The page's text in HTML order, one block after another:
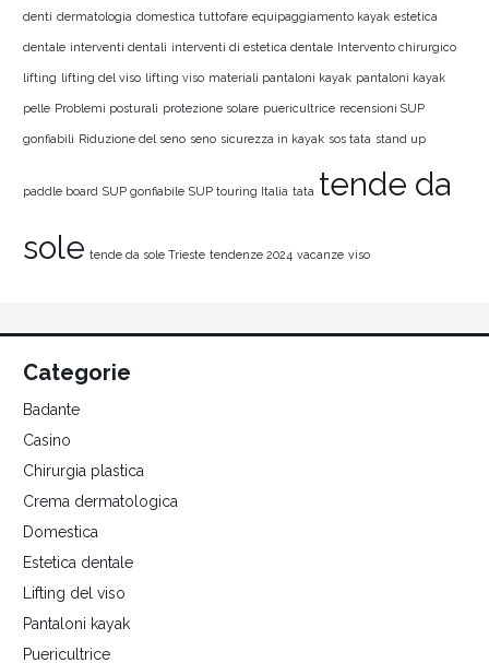
denti dermatologia domestica tuttofare equipaggiamento kayak estetica
dentale interventi dentali interventi di estetica dentale Intervento chirurgico
lifting lifting del viso lifting viso materiali pantaloni kayak pantaloni kayak
pelle Problemi posturali protezione solare puericultrice recensioni SUP
gonfiabili Riduzione del seno seno sicurezza in kayak sos tata stand up
paddle board SUP gonfiabile SUP touring Italia tata tende da
sole tende da sole Trieste tendenze 2024 vacanze viso
Categorie
Badante
Casino
Chirurgia plastica
Crema dermatologica
Domestica
Estetica dentale
Lifting del viso
Pantaloni kayak
Puericultrice